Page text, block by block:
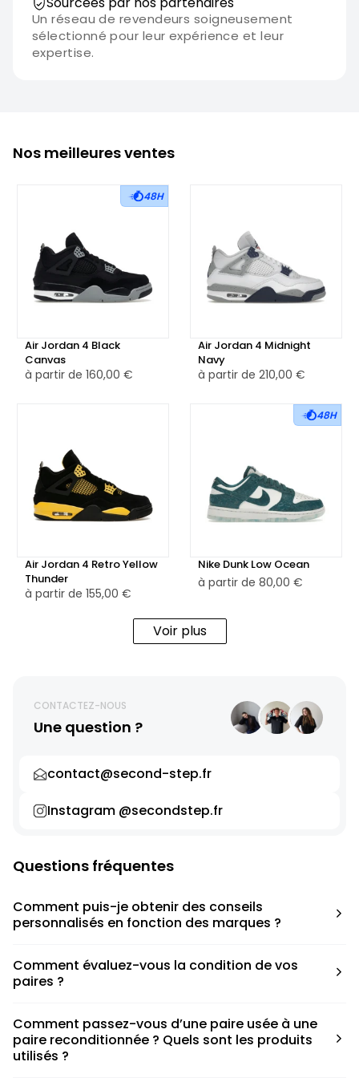
Un réseau de revendeurs soigneusement
sélectionné pour leur expérience et leur
expertise.
Nos meilleures ventes
48H
Air Jordan 4 Black
Canvas
à partir de 160,00 €
Air Jordan 4 Midnight
Navy
à partir de 210,00 €
Air Jordan 4 Retro Yellow
Thunder
à partir de 155,00 €
48H
Nike Dunk Low Ocean
à partir de 80,00 €
Voir plus
CONTACTEZ-NOUS
Une question ?
contact@second-step.fr
Instagram @secondstep.fr
Questions fréquentes
Comment puis-je obtenir des conseils
personnalisés en fonction des marques ?
pour déterminer la taille appropriée, que ce soit une taille
en dessous, au-dessus ou correspondant à votre taille
Comment évaluez-vous la condition de vos
paires ?
défauts spécifiques de chaque paire.
Comment passez-vous d’une paire usée à une
paire reconditionnée ? Quels sont les produits
utilisés ?